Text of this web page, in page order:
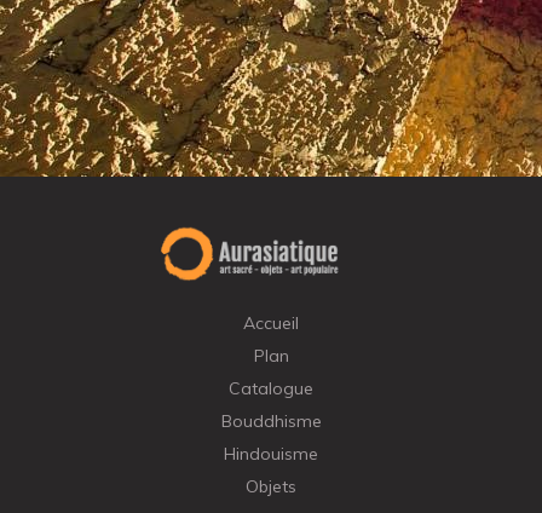
Accueil
Plan
Catalogue
Bouddhisme
Hindouisme
Objets